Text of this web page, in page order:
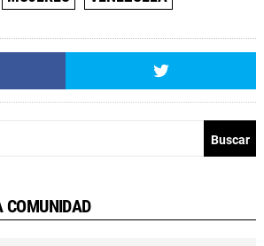
COMUNIDAD